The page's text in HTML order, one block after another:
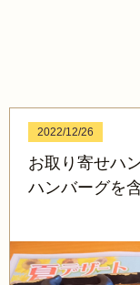
2022/12/26
お取り寄せハ
ハンバーグを